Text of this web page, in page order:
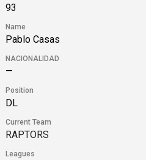
93
Name
Pablo Casas
NACIONALIDAD
—
Position
DL
Current Team
RAPTORS
Leagues